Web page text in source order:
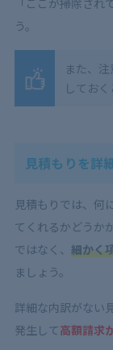
「ここが掃除さ
う。
また、
しておく
見積もりを詳
見積もりでは、何
てくれるかどうか
ではなく、 細かく
ましょう。
詳細な内訳がない
発生して高額請求